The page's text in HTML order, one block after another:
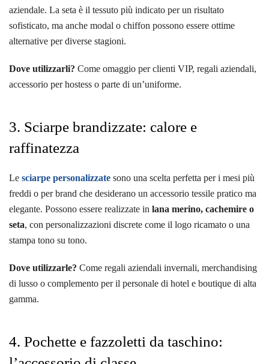
aziendale. La seta è il tessuto più indicato per un risultato
sofisticato, ma anche modal o chiffon possono essere ottime
alternative per diverse stagioni.
Dove utilizzarli? Come omaggio per clienti VIP, regali aziendali,
accessorio per hostess o parte di un’uniforme.
3. Sciarpe brandizzate: calore e
raffinatezza
Le sciarpe personalizzate sono una scelta perfetta per i mesi più
freddi o per brand che desiderano un accessorio tessile pratico ma
elegante. Possono essere realizzate in lana merino, cachemire o
seta, con personalizzazioni discrete come il logo ricamato o una
stampa tono su tono.
Dove utilizzarle? Come regali aziendali invernali, merchandising
di lusso o complemento per il personale di hotel e boutique di alta
gamma.
4. Pochette e fazzoletti da taschino: